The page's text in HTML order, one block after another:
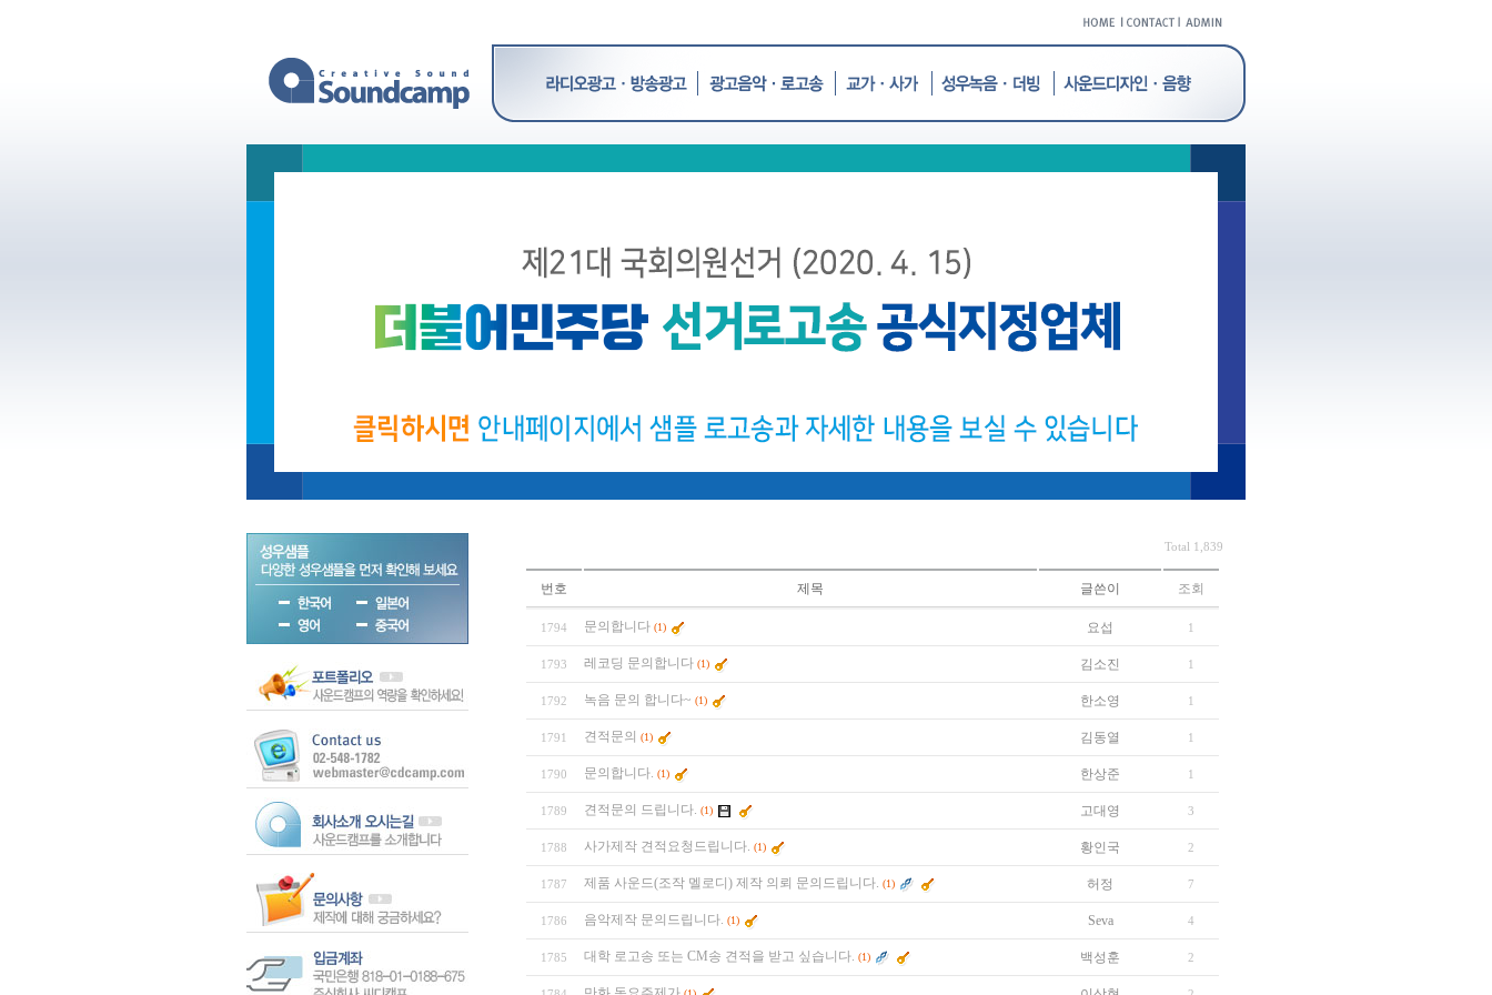
Total 1,839
번호 제목 글쓴이 조회
1794 문의합니다 (1) 요섭 1
1793 레코딩 문의합니다 (1) 김소진 1
1792 녹음 문의 합니다~ (1) 한소영 1
1791 견적문의 (1) 김동열 1
1790 문의합니다. (1) 한상준 1
1789 견적문의 드립니다. (1) 고대영 3
1788 사가제작 견적요청드립니다. (1) 황인국 2
1787 제품 사운드(조작 멜로디) 제작 의뢰 문의드립니다. (1) 허정 7
1786 음악제작 문의드립니다. (1) Seva 4
1785 대학 로고송 또는 CM송 견적을 받고 싶습니다. (1) 백성훈 2